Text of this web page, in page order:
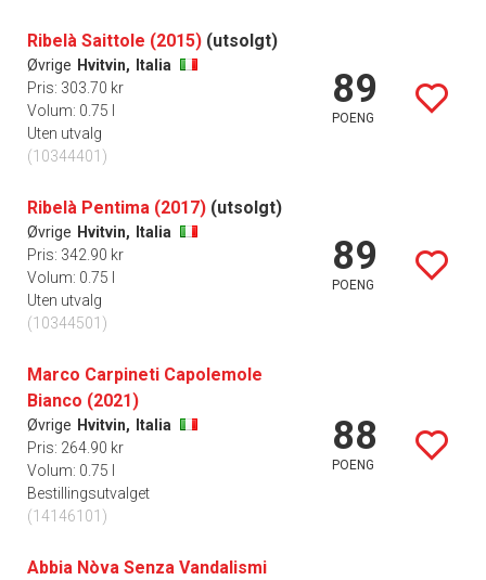
Ribelà Saittole (2015) (utsolgt)
Øvrige Hvitvin,
Italia
Pris: 303.70 kr
Volum: 0.75 l
Uten utvalg
(10344401)
89
POENG
Ribelà Pentima (2017) (utsolgt)
Øvrige Hvitvin,
Italia
Pris: 342.90 kr
Volum: 0.75 l
Uten utvalg
(10344501)
89
POENG
Marco Carpineti Capolemole
Bianco (2021)
Øvrige Hvitvin,
Italia
Pris: 264.90 kr
Volum: 0.75 l
Bestillingsutvalget
(14146101)
88
POENG
Abbia Nòva Senza Vandalismi